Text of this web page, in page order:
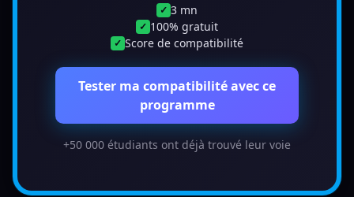
✓ 3 mn
✓ 100% gratuit
✓ Score de compatibilité
Tester ma compatibilité avec ce
programme
+50 000 étudiants ont déjà trouvé leur voie